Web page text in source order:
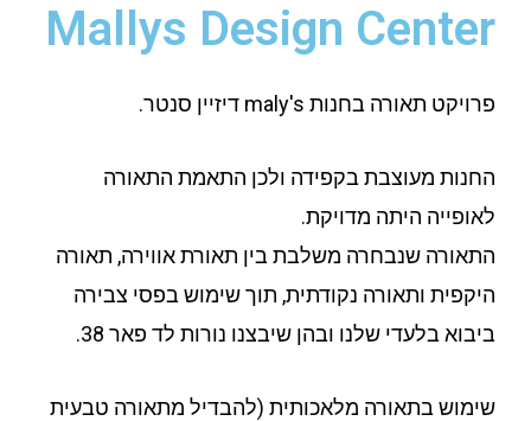
Mallys Design Center
פרויקט תאורה בחנות maly's דיזיין סנטר.
החנות מעוצבת בקפידה ולכן התאמת התאורה
לאופייה היתה מדויקת.
התאורה שנבחרה משלבת בין תאורת אווירה, תאורה
היקפית ותאורה נקודתית, תוך שימוש בפסי צבירה
ביבוא בלעדי שלנו ובהן שיבצנו נורות לד פאר 38.
שימוש בתאורה מלאכותית (להבדיל מתאורה טבעית